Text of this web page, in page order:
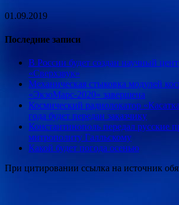
01.09.2019
Последние записи
В России будет создан научный
«Сверхзвук»
Механическая стыковка модулей
«ЭкзоМарс-2020» завершена
Космический радиолокатор
года будет передан заказчику
Константинополь передал русские
митрополиту Галльскому
Какой будет погода осенью
При цитировании ссылка на источник